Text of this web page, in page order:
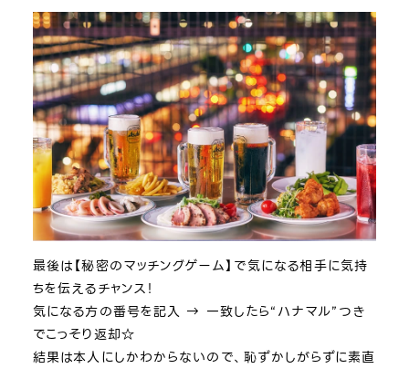
最後は【秘密のマッチングゲーム】で気になる相手に気持
ちを伝えるチャンス！
気になる方の番号を記入 → 一致したら“ハナマル”つき
でこっそり返却☆
結果は本人にしかわからないので、恥ずかしがらずに素直